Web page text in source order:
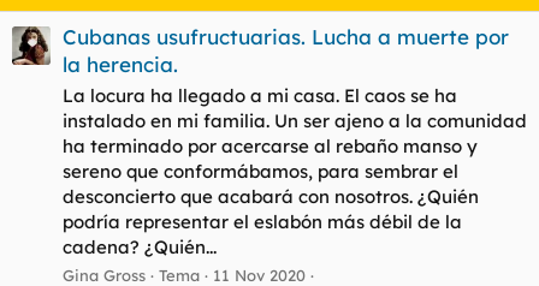
Cubanas usufructuarias. Lucha a muerte por
la herencia.
La locura ha llegado a mi casa. El caos se ha
instalado en mi familia. Un ser ajeno a la comunidad
ha terminado por acercarse al rebaño manso y
sereno que conformábamos, para sembrar el
desconcierto que acabará con nosotros. ¿Quién
podría representar el eslabón más débil de la
cadena? ¿Quién...
Gina Gross Tema 11 Nov 2020